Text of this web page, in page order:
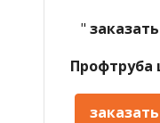
"
Профтруба